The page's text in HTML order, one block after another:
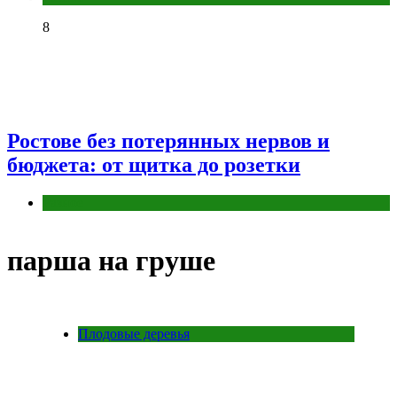
8
Ростове без потерянных нервов и
бюджета: от щитка до розетки
парша на груше
Плодовые деревья